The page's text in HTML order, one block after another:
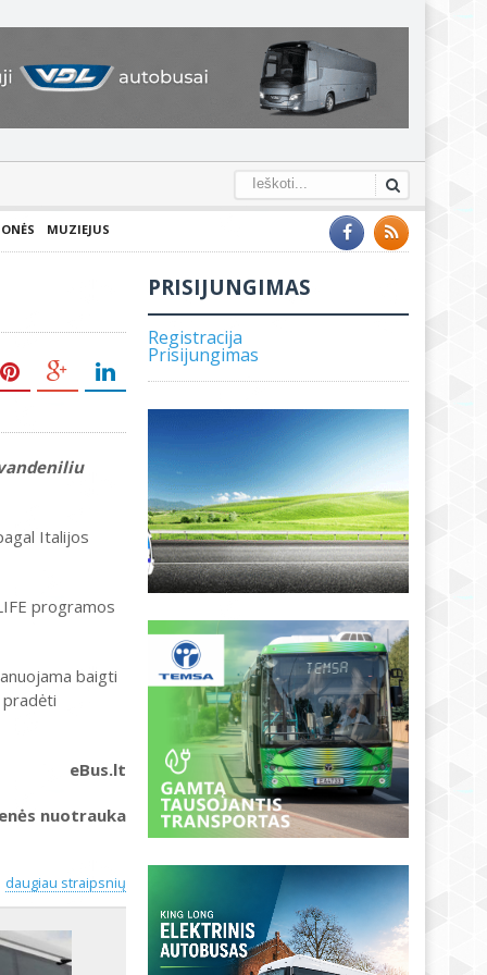
MUZIEJUS
Italijos
programos
baigti
pradėti
eBus.lt
nuotrauka
daugiau straipsnių
PRISIJUNGIMAS
Registracija
Prisijungimas